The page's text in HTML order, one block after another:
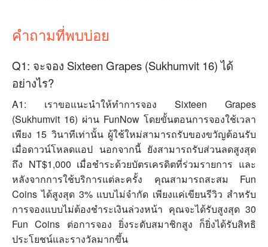
คำถามที่พบบ่อย
Q1: จะจอง Sixteen Grapes (Sukhumvit 16) ได้
อย่างไร?
A1: เราขอแนะนำให้ทำการจอง Sixteen Grapes
(Sukhumvit 16) ผ่าน FunNow โดยขั้นตอนการจองใช้เวลา
เพียง 15 วินาทีเท่านั้น ผู้ใช้ใหม่สามารถรับของขวัญต้อนรับ
เมื่อดาวน์โหลดแอป นอกจากนี้ ยังสามารถรับส่วนลดสูงสุด
ถึง NT$1,000 เมื่อชำระด้วยบัตรเครดิตที่ร่วมรายการ และ
หลังจากการใช้บริการแต่ละครั้ง คุณสามารถสะสม Fun
Coins ได้สูงสุด 3% แบบไม่จำกัด เพียงแค่เขียนรีวิว สำหรับ
การจองแบบไม่ต้องชำระเงินล่วงหน้า คุณจะได้รับสูงสุด 30
Fun Coins ต่อการจอง ยิ่งระดับสมาชิกสูง ก็ยิ่งได้รับสิทธิ
ประโยชน์และรางวัลมากขึ้น